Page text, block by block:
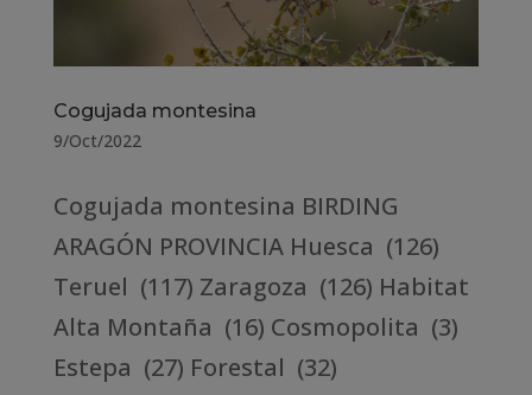
Cogujada montesina
9/Oct/2022
Cogujada montesina BIRDING
ARAGÓN PROVINCIA Huesca (126)
Teruel (117) Zaragoza (126) Habitat
Alta Montaña (16) Cosmopolita (3)
Estepa (27) Forestal (32)